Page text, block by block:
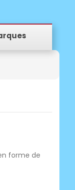
forme de